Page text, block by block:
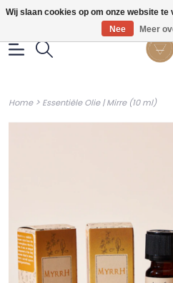
Gratis
Home> Essentiële Olie | Mirre (10 ml)
Wij slaan cookies op om onze website
Nee
Meer